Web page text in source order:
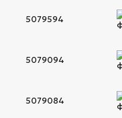
5079594
5079094
5079084